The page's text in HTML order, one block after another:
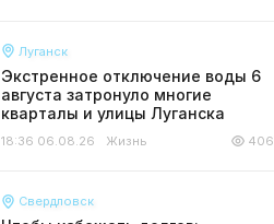
Луганск
Экстренное отключение воды 6
августа затронуло многие
кварталы и улицы Луганска
18:36 06.08.26 Жизнь 406
Свердловск